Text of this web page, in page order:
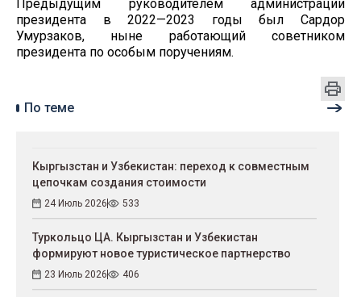
Предыдущим руководителем администрации
президента в 2022—2023 годы был Сардор
Умурзаков, ныне работающий советником
президента по особым поручениям.
По теме
Кыргызстан и Узбекистан: переход к совместным
цепочкам создания стоимости
24 Июль 2026 533
Туркольцо ЦА. Кыргызстан и Узбекистан
формируют новое туристическое партнерство
23 Июль 2026 406